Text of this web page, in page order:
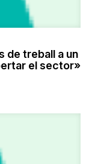
de treball a un
el sector»